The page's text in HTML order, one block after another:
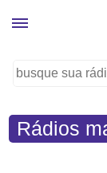
Rádios